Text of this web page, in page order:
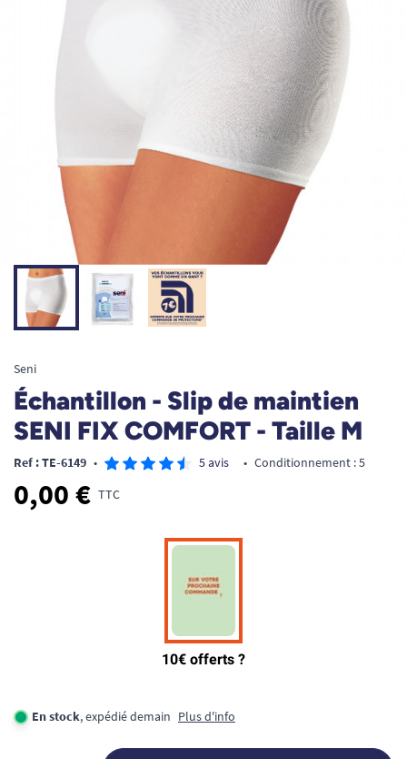
Seni
Échantillon - Slip de maintien
SENI FIX COMFORT - Taille M
Ref : TE-6149 • 5 avis • Conditionnement : 5
0,00 € TTC
En stock, expédié demain Plus d'info